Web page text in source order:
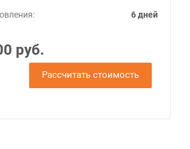
6 дней
руб.
Рассчитать стоимость